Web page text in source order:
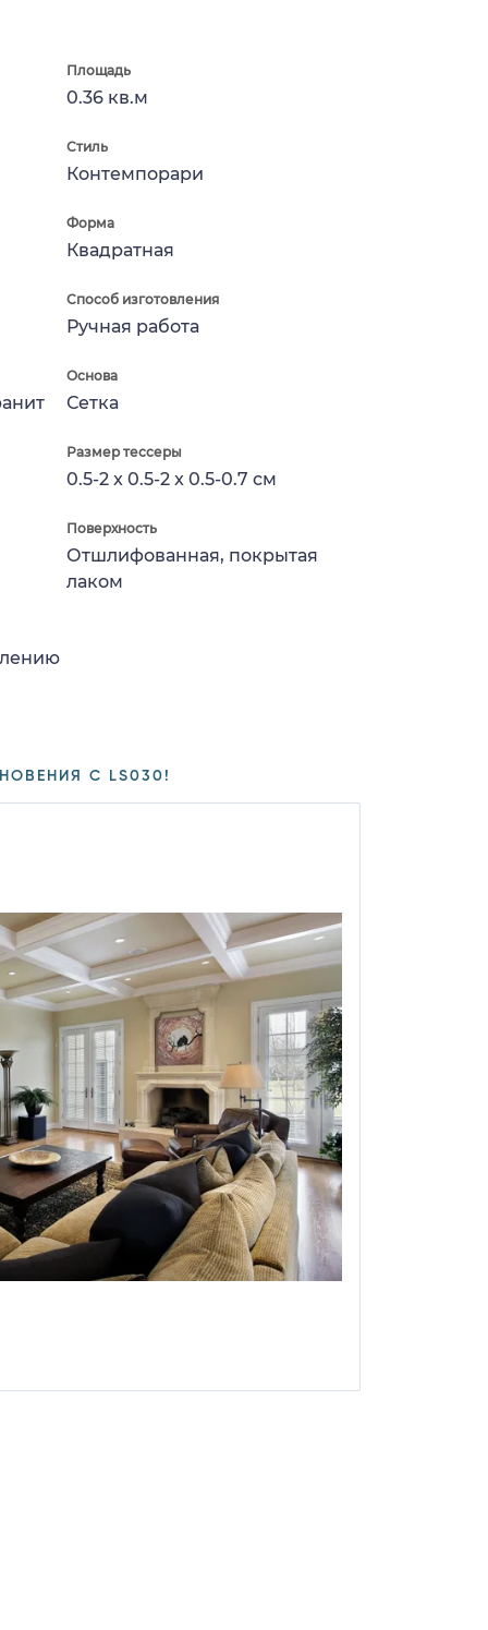
Площадь
0.36 кв.м
Стиль
Контемпорари
Форма
Квадратная
Способ изготовления
Ручная работа
Основа
Сетка
Размер тессеры
0.5-2 x 0.5-2 x 0.5-0.7 см
Поверхность
Отшлифованная, покрытая
лаком
С LS030!